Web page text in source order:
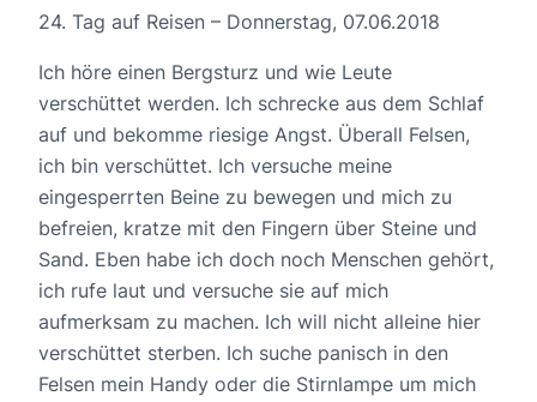
24. Tag auf Reisen – Donnerstag, 07.06.2018
Ich höre einen Bergsturz und wie Leute
verschüttet werden. Ich schrecke aus dem Schlaf
auf und bekomme riesige Angst. Überall Felsen,
ich bin verschüttet. Ich versuche meine
eingesperrten Beine zu bewegen und mich zu
befreien, kratze mit den Fingern über Steine und
Sand. Eben habe ich doch noch Menschen gehört,
ich rufe laut und versuche sie auf mich
aufmerksam zu machen. Ich will nicht alleine hier
verschüttet sterben. Ich suche panisch in den
Felsen mein Handy oder die Stirnlampe um mich